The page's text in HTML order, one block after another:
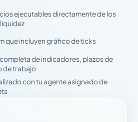
ejecutables directamente de los
que incluyen gráfico de ticks
de indicadores, plazos de
de trabajo
con tu agente asignado de